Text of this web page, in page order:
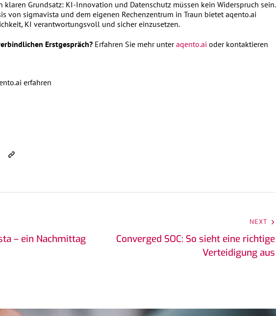
klaren Grundsatz: KI-Innovation und Datenschutz müssen kein Widerspruch sein.
von sigmavista und dem eigenen Rechenzentrum in Traun bietet aqento.ai
KI verantwortungsvoll und sicher einzusetzen.
Erstgespräch?Erfahren Sie mehr unteraqento.ai oder kontaktieren
erfahren
– ein Nachmittag
NEXT
Converged SOC: So sieht eine richtige
Verteidigung aus